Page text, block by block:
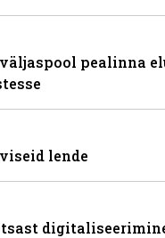
pealinna
lende